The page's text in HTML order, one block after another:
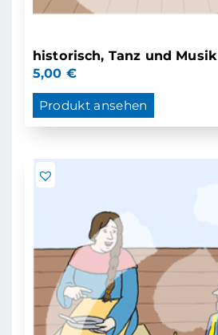
historisch, Tanz und Musik
5,00 €
Produkt ansehen